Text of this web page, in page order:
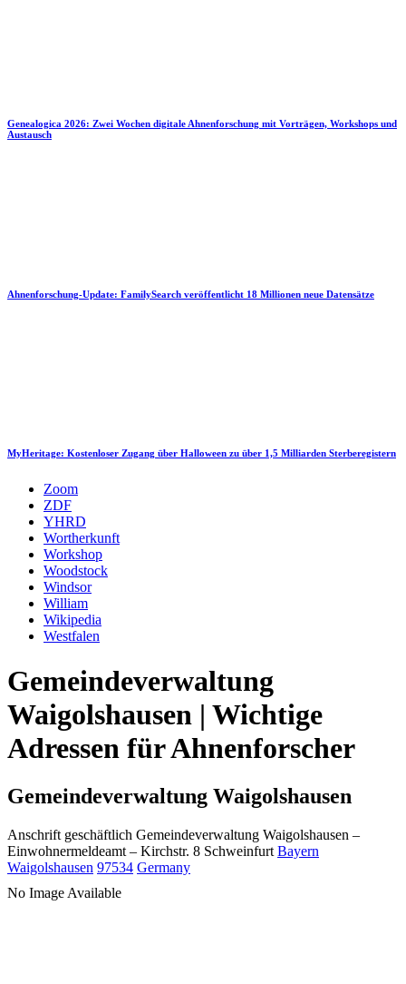
Genealogica 2026: Zwei Wochen digitale Ahnenforschung mit Vorträgen, Workshops und
Austausch
Ahnenforschung-Update: FamilySearch veröffentlicht 18 Millionen neue Datensätze
MyHeritage: Kostenloser Zugang über Halloween zu über 1,5 Milliarden Sterberegistern
Zoom
ZDF
YHRD
Wortherkunft
Workshop
Woodstock
Windsor
William
Wikipedia
Westfalen
Gemeindeverwaltung
Waigolshausen | Wichtige
Adressen für Ahnenforscher
Gemeindeverwaltung Waigolshausen
Anschrift geschäftlich Gemeindeverwaltung Waigolshausen –
Einwohnermeldeamt – Kirchstr. 8 Schweinfurt Bayern
Waigolshausen 97534 Germany
No Image Available